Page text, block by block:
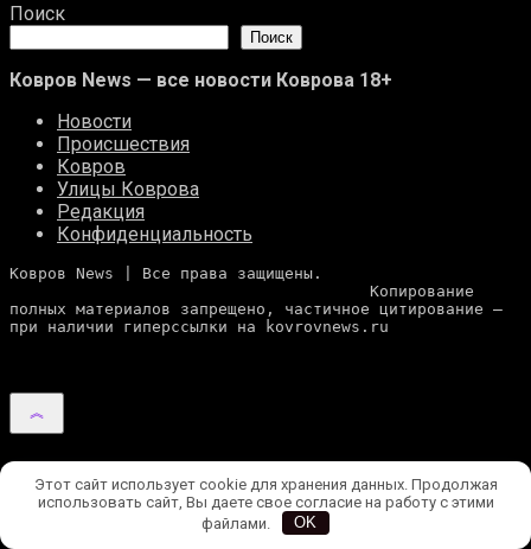
Поиск
Поиск
Ковров News — все новости Коврова 18+
Новости
Происшествия
Ковров
Улицы Коврова
Редакция
Конфиденциальность
Ковров News | Все права защищены.
полных материалов запрещено, частичное цитирование —
при наличии гиперссылки на kovrovnews.ru
Этот сайт использует cookie для хранения данных. Продолжая
использовать сайт, Вы даете свое согласие на работу с этими
файлами.
OK